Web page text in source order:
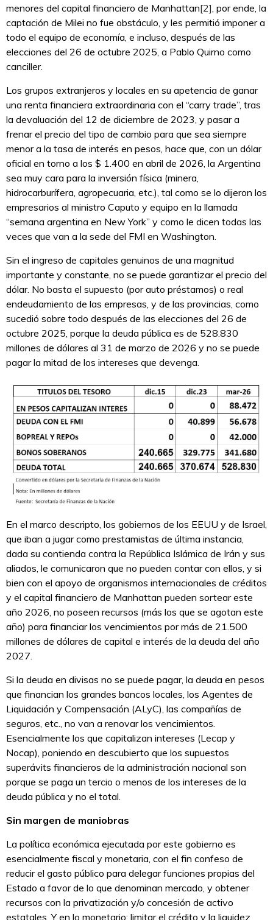
menores del capital financiero de Manhattan[2], por ende, la
captación de Milei no fue obstáculo, y les permitió imponer a
todo el equipo de economía, e incluso, después de las
elecciones del 26 de octubre 2025, a Pablo Quirno como
canciller.
Los grupos extranjeros y locales en su apetencia de ganar
una renta financiera extraordinaria con el “carry trade”, tras
la devaluación del 12 de diciembre de 2023, y pasar a
frenar el precio del tipo de cambio para que sea siempre
menor a la tasa de interés en pesos, hace que, con un dólar
oficial en torno a los $ 1.400 en abril de 2026, la Argentina
sea muy cara para la inversión física (minera,
hidrocarburífera, agropecuaria, etc.), tal como se lo dijeron los
empresarios al ministro Caputo y equipo en la llamada
“semana argentina en New York” y como le dicen todas las
veces que van a la sede del FMI en Washington.
Sin el ingreso de capitales genuinos de una magnitud
importante y constante, no se puede garantizar el precio del
dólar. No basta el supuesto (por auto préstamos) o real
endeudamiento de las empresas, y de las provincias, como
sucedió sobre todo después de las elecciones del 26 de
octubre 2025, porque la deuda pública es de 528.830
millones de dólares al 31 de marzo de 2026 y no se puede
pagar la mitad de los intereses que devenga.
En el marco descripto, los gobiernos de los EEUU y de Israel,
que iban a jugar como prestamistas de última instancia,
dada su contienda contra la República Islámica de Irán y sus
aliados, le comunicaron que no pueden contar con ellos, y si
bien con el apoyo de organismos internacionales de créditos
y el capital financiero de Manhattan pueden sortear este
año 2026, no poseen recursos (más los que se agotan este
año) para financiar los vencimientos por más de 21.500
millones de dólares de capital e interés de la deuda del año
2027.
Si la deuda en divisas no se puede pagar, la deuda en pesos
que financian los grandes bancos locales, los Agentes de
Liquidación y Compensación (ALyC), las compañías de
seguros, etc., no van a renovar los vencimientos.
Esencialmente los que capitalizan intereses (Lecap y
Nocap), poniendo en descubierto que los supuestos
superávits financieros de la administración nacional son
porque se paga un tercio o menos de los intereses de la
deuda pública y no el total.
Sin margen de maniobras
La política económica ejecutada por este gobierno es
esencialmente fiscal y monetaria, con el fin confeso de
reducir el gasto público para delegar funciones propias del
Estado a favor de lo que denominan mercado, y obtener
recursos con la privatización y/o concesión de activo
estatales. Y en lo monetario: limitar el crédito y la liquidez